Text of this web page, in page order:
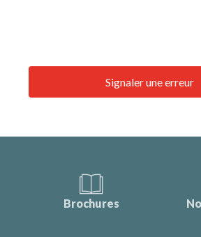
Signaler une erreur
Brochures